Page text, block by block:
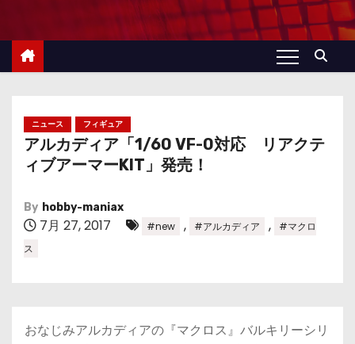
ニュース フィギュア
アルカディア「1/60 VF-0対応 リアクテ
ィブアーマーKIT」発売！
By hobby-maniax
7月 27, 2017 #new , #アルカディア ,
#マクロ
ス
おなじみアルカディアの『マクロス』バルキリーシリ